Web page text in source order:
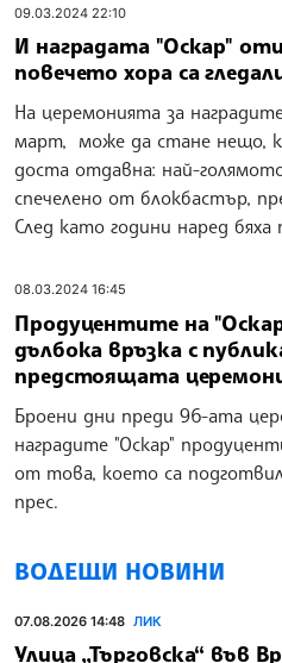
09.03.2024 22:10
И наградата "Оскар"
повечето хора са
На церемонията за
март, може да стане нещо,
доста отдавна: най-
спечелено от блокбастър,
След като години наред
08.03.2024 16:45
Продуцентите на
дълбока връзка с
предстоящата
Броени дни преди 96-ата
наградите "Оскар"
от това, което са
прес.
ВОДЕЩИ НОВИНИ
07.08.2026 14:48 ЛИК
Улица „Търговска“ във